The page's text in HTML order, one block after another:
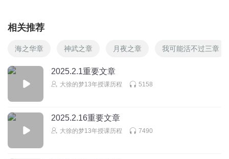
相关推荐
海之华章 神武之章 月夜之章 我可能活不过三章
2025.2.1重要文章
大徐的梦13年授课历程 5158
2025.2.16重要文章
大徐的梦13年授课历程 7490